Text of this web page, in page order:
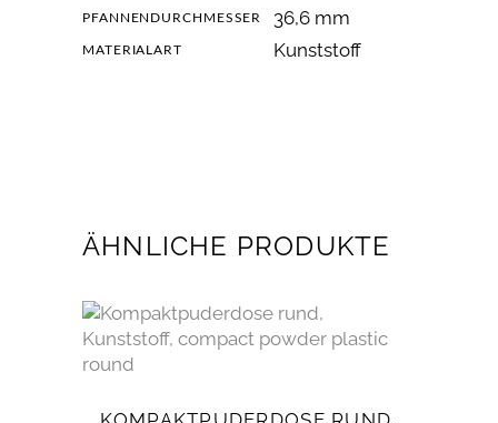
PFANNENDURCHMESSER 36,6 mm
MATERIALART Kunststoff
ÄHNLICHE PRODUKTE